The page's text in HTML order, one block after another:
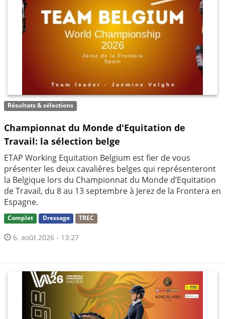
Résultats & sélections
Championnat du Monde d'Equitation de
Travail: la sélection belge
ETAP Working Equitation Belgium est fier de vous
présenter les deux cavalières belges qui représenteront
la Belgique lors du Championnat du Monde d’Equitation
de Travail, du 8 au 13 septembre à Jerez de la Frontera en
Espagne.
Complet Dressage TREC
6. août 2026 - 13:27